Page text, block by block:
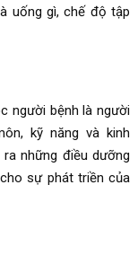
uống gì, chế độ tập
người bệnh là người
kỹ năng và kinh
những điều dưỡng
sự phát triền của